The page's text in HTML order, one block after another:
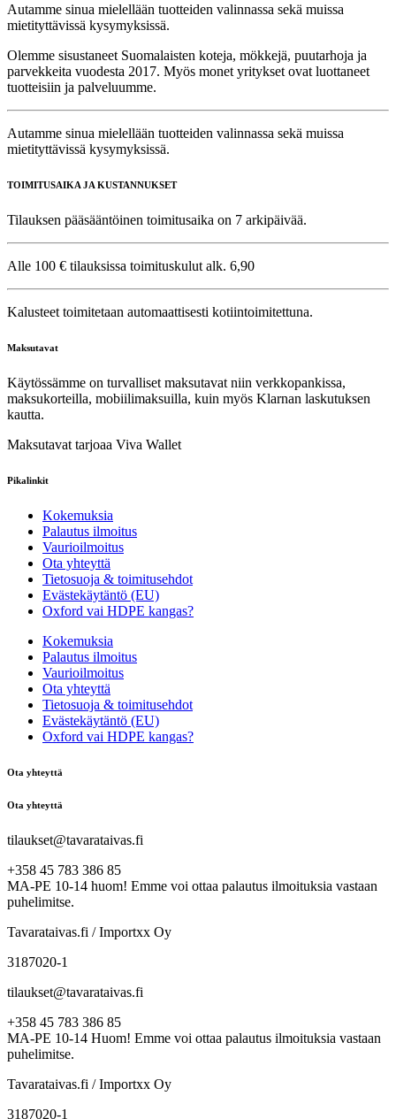
Autamme sinua mielellään tuotteiden valinnassa sekä muissa
mietityttävissä kysymyksissä.
Olemme sisustaneet Suomalaisten koteja, mökkejä, puutarhoja ja
parvekkeita vuodesta 2017. Myös monet yritykset ovat luottaneet
tuotteisiin ja palveluumme.
Autamme sinua mielellään tuotteiden valinnassa sekä muissa
mietityttävissä kysymyksissä.
TOIMITUSAIKA JA KUSTANNUKSET
Tilauksen pääsääntöinen toimitusaika on 7 arkipäivää.
Alle 100 € tilauksissa toimituskulut alk. 6,90
Kalusteet toimitetaan automaattisesti kotiintoimitettuna.
Maksutavat
Käytössämme on turvalliset maksutavat niin verkkopankissa,
maksukorteilla, mobiilimaksuilla, kuin myös Klarnan laskutuksen
kautta.
Maksutavat tarjoaa Viva Wallet
Pikalinkit
Kokemuksia
Palautus ilmoitus
Vaurioilmoitus
Ota yhteyttä
Tietosuoja & toimitusehdot
Evästekäytäntö (EU)
Oxford vai HDPE kangas?
Kokemuksia
Palautus ilmoitus
Vaurioilmoitus
Ota yhteyttä
Tietosuoja & toimitusehdot
Evästekäytäntö (EU)
Oxford vai HDPE kangas?
Ota yhteyttä
Ota yhteyttä
tilaukset@tavarataivas.fi
+358 45 783 386 85
MA-PE 10-14 huom! Emme voi ottaa palautus ilmoituksia vastaan
puhelimitse.
Tavarataivas.fi / Importxx Oy
3187020-1
tilaukset@tavarataivas.fi
+358 45 783 386 85
MA-PE 10-14 Huom! Emme voi ottaa palautus ilmoituksia vastaan
puhelimitse.
Tavarataivas.fi / Importxx Oy
3187020-1